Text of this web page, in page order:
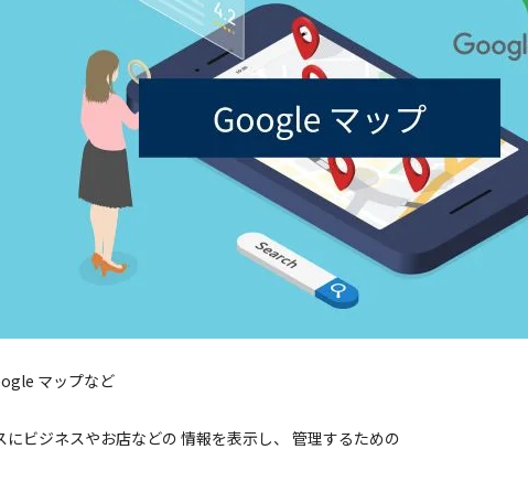
マップなど
ビジネスやお店などの 情報を表示し、 管理するための